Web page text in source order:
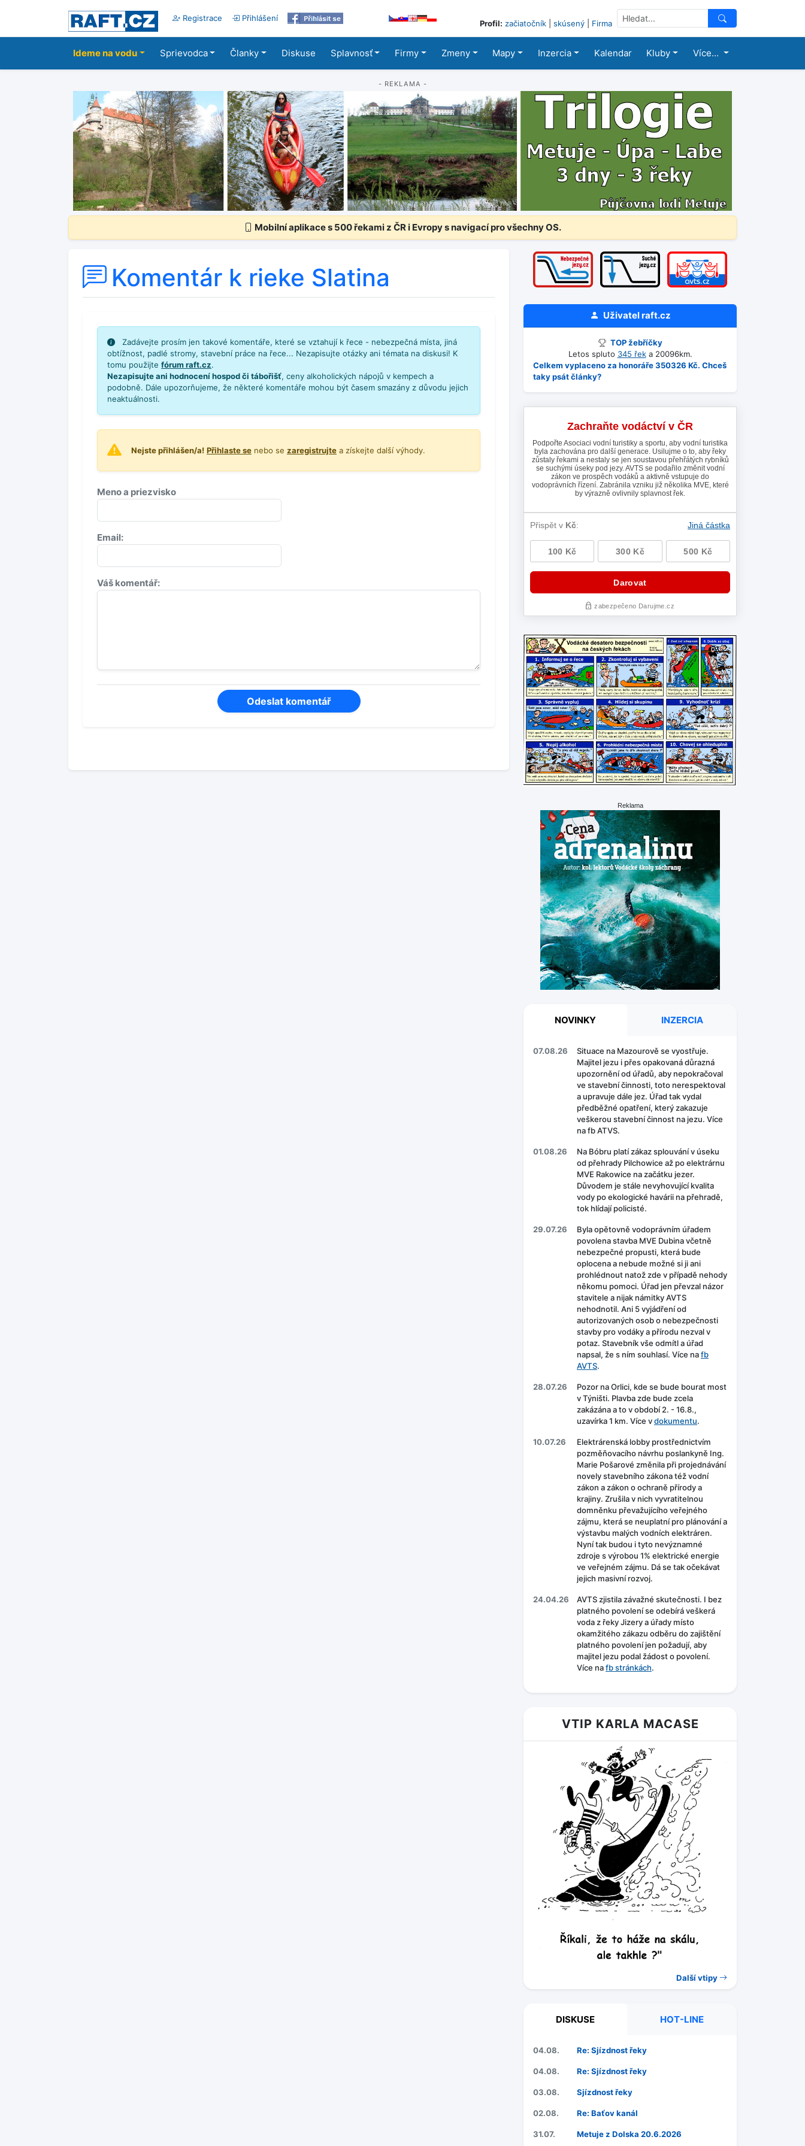
Registrace Přihlášení
Profil: začiatočník skúsený Firma
Ideme na vodu Sprievodca Članky Diskuse Splavnosť Firmy Zmeny Mapy Inzercia Kalendar Kluby Více...
- REKLAMA -
Mobilní aplikace s 500 řekami z ČR i Evropy s navigací pro všechny OS.
Komentár k rieke Slatina
Zadávejte prosím jen takové komentáře, které se vztahují k řece - nebezpečná místa, jiná
obtížnost, padlé stromy, stavební práce na řece... Nezapisujte otázky ani témata na diskusi! K
tomu použijte fórum raft.cz.
Nezapisujte ani hodnocení hospod či tábořišť, ceny alkoholických nápojů v kempech a
podobně. Dále upozorňujeme, že některé komentáře mohou být časem smazány z důvodu jejich
neaktuálnosti.
Nejste přihlášen/a! Přihlaste se nebo se zaregistrujte a získejte další výhody.
Meno a priezvisko
Email:
Váš komentář:
Uživatelraft.cz
TOP žebříčky
Letos spluto 345 řeka 20096km.
Celkem vyplaceno za honoráře 350326 Kč. Chceš
taky psát články?
Reklama
NOVINKY INZERCIA
07.08.26
Situace na Mazourově se vyostřuje.
Majitel jezu i přes opakovaná důrazná
upozornění od úřadů, aby nepokračoval
ve stavební činnosti, toto nerespektoval
a upravuje dále jez. Úřad tak vydal
předběžné opatření, který zakazuje
veškerou stavební činnost na jezu. Více
na fb ATVS.
01.08.26
Na Bóbru platí zákaz splouvání v úseku
od přehrady Pilchowice až po elektrárnu
MVE Rakowice na začátku jezer.
Důvodem je stále nevyhovující kvalita
vody po ekologické havárii na přehradě,
tok hlídají policisté.
29.07.26
Byla opětovně vodoprávním úřadem
povolena stavba MVE Dubina včetně
nebezpečné propusti, která bude
oplocena a nebude možné si ji ani
prohlédnout natož zde v případě nehody
někomu pomoci. Úřad jen převzal názor
stavitele a nijak námitky AVTS
nehodnotil. Ani 5 vyjádření od
autorizovaných osob o nebezpečnosti
stavby pro vodáky a přírodu nezval v
potaz. Stavebník vše odmítl a úřad
napsal, že s ním souhlasí. Více nafb
AVTS.
28.07.26
Pozor na Orlici, kde se bude bourat most
v Týništi. Plavba zde bude zcela
zakázána a to v období 2. - 16.8.,
uzavírka 1 km. Více vdokumentu.
10.07.26
Elektrárenská lobby prostřednictvím
pozměňovacího návrhu poslankyně Ing.
Marie Pošarové změnila při projednávání
novely stavebního zákona též vodní
zákon a zákon o ochraně přírody a
krajiny. Zrušila v nich vyvratitelnou
domněnku převažujícího veřejného
zájmu, která se neuplatní pro plánování a
výstavbu malých vodních elektráren.
Nyní tak budou i tyto nevýznamné
zdroje s výrobou 1% elektrické energie
ve veřejném zájmu. Dá se tak očekávat
jejich masivní rozvoj.
24.04.26
AVTS zjistila závažné skutečnosti. I bez
platného povolení se odebírá veškerá
voda z řeky Jizery a úřady místo
okamžitého zákazu odběru do zajištění
platného povolení jen požadují, aby
majitel jezu podal žádost o povolení.
Více nafb stránkách.
VTIP KARLA MACASE
Další vtipy
DISKUSE HOT-LINE
04.08. Re: Sjízdnost řeky
04.08. Re: Sjízdnost řeky
03.08. Sjízdnost řeky
02.08. Re: Baťov kanál
31.07. Metuje z Dolska 20.6.2026